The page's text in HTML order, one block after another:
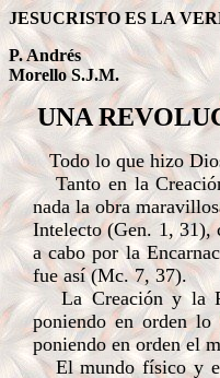
JESUCRISTO ES LA
P. Andrés
Morello S.J.M.
UNA
Todo lo que hizo
Tanto en la
nada la obra
Intelecto (Gen. 1, 31),
a cabo por la
fue así (Mc. 7, 37).
La Creación y la
poniendo en orden
poniendo en orden el
El mundo físico y el